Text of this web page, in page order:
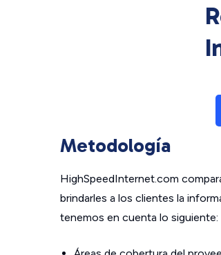
Metodología
HighSpeedInternet.com
brindarles a los clientes la
tenemos en cuenta lo siguiente: